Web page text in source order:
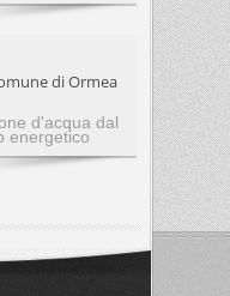
di Ormea
d'acqua dal
energetico